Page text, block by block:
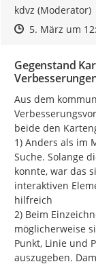
kdvz (Moderator)
Zeitpunkt des
Zeitpunkt des
5. März um
Gegenstand
Aus dem
beide den
1) Anders als im
Suche. Solange
konnte, war das
interaktiven
hilfreich
2) Beim
möglicherweise
Punkt, Linie und
auszugeben.